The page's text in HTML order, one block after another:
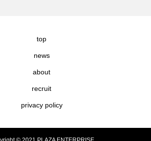
top
news
about
recruit
privacy policy